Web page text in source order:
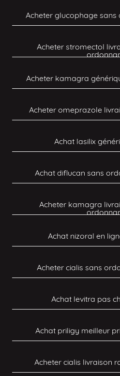
Acheter glucophage sans
Acheter stromectol
Acheter kamagra
Acheter omeprazole
Achat lasilix
Achat diflucan sans
Acheter kamagra
Achat nizoral en
Acheter cialis sans
Achat levitra pas
Achat priligy meilleur
Acheter cialis livraison